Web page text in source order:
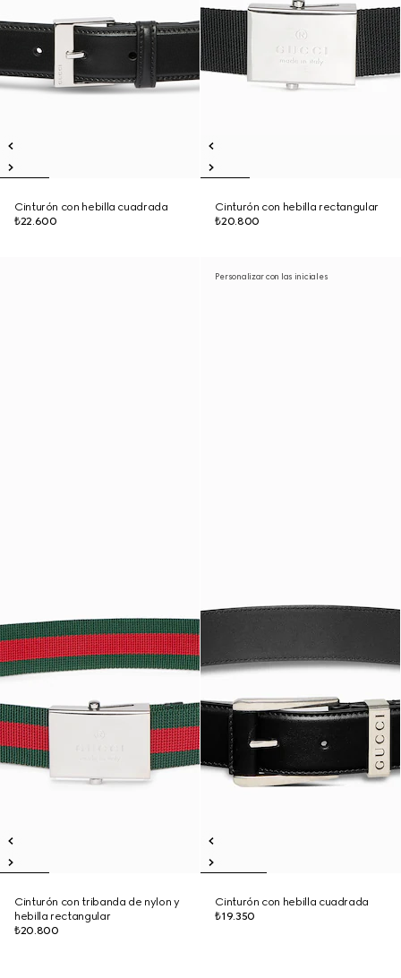
Cinturón con hebilla cuadrada
₺22.600
Cinturón con hebilla rectangular
₺20.800
Cinturón con tribanda de nylon y
hebilla rectangular
₺20.800
Personalizar con las iniciales
Cinturón con hebilla cuadrada
₺19.350